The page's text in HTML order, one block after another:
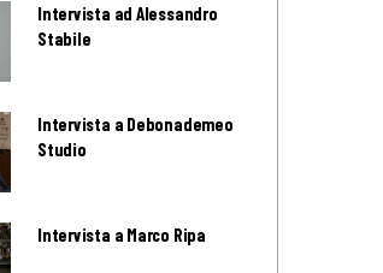
Intervista ad Alessandro
Stabile
Intervista a Debonademeo
Studio
Intervista a Marco Ripa